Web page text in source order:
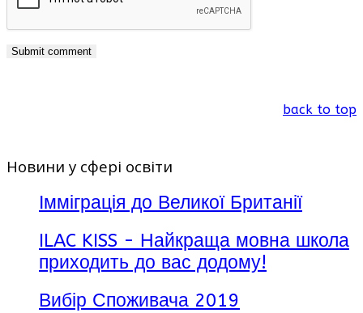
back to top
Новини у сфері освіти
Імміграція до Великої Британії
ILAC KISS - Найкраща мовна школа
приходить до вас додому!
Вибір Споживача 2019